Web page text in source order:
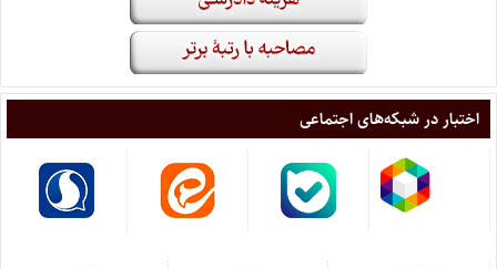
اختبار در شبکه‌های اجتماعی